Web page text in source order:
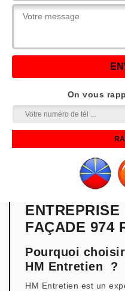
On vous
ENTREPRISE
FAÇADE 974
Pourquoi
HM Entretien ?
HM Entretien est un